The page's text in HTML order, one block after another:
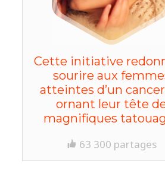
Cette initiative
sourire aux
atteintes d’un
ornant leur tête
magnifiques
63 300 partages